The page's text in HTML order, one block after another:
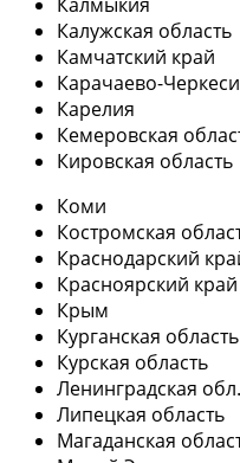
Калужская область
Камчатский край
Карачаево-
Карелия
Кемеровская
Кировская область
Коми
Костромская
Краснодарский
Красноярский край
Крым
Курганская область
Курская область
Ленинградская
Липецкая область
Магаданская